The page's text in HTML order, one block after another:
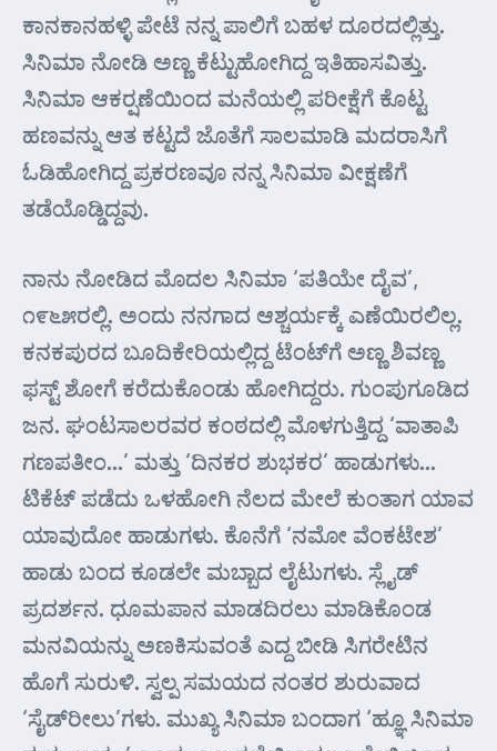
ಕಾನಕಾನಹಳ್ಳಿ ಪೇಟೆ ನನ್ನ ಪಾಲಿಗೆ ಬಹಳ ದೂರದಲ್ಲಿತ್ತು.
ಸಿನಿಮಾ ನೋಡಿ ಅಣ್ಣ ಕೆಟ್ಟುಹೋಗಿದ್ದ ಇತಿಹಾಸವಿತ್ತು.
ಸಿನಿಮಾ ಆಕರ್‍ಷಣೆಯಿಂದ ಮನೆಯಲ್ಲಿ ಪರೀಕ್ಷೆಗೆ ಕೊಟ್ಟ
ಹಣವನ್ನು ಆತ ಕಟ್ಟದೆ ಜೊತೆಗೆ ಸಾಲಮಾಡಿ ಮದರಾಸಿಗೆ
ಓಡಿಹೋಗಿದ್ದ ಪ್ರಕರಣವೂ ನನ್ನ ಸಿನಿಮಾ ವೀಕ್ಷಣೆಗೆ
ತಡೆಯೊಡ್ಡಿದ್ದವು.
ನಾನು ನೋಡಿದ ಮೊದಲ ಸಿನಿಮಾ ‘ಪತಿಯೇ ದೈವ’,
೧೯೬೫ರಲ್ಲಿ. ಅಂದು ನನಗಾದ ಆಶ್ಚರ್ಯಕ್ಕೆ ಎಣೆಯಿರಲಿಲ್ಲ.
ಕನಕಪುರದ ಬೂದಿಕೇರಿಯಲ್ಲಿದ್ದ ಟೆಂಟ್‌ಗೆ ಅಣ್ಣ ಶಿವಣ್ಣ
ಫಸ್ಟ್ ಶೋಗೆ ಕರೆದುಕೊಂಡು ಹೋಗಿದ್ದರು. ಗುಂಪುಗೂಡಿದ
ಜನ. ಘಂಟಸಾಲರವರ ಕಂಠದಲ್ಲಿ ಮೊಳಗುತ್ತಿದ್ದ ‘ವಾತಾಪಿ
ಗಣಪತೀಂ…’ ಮತ್ತು ‘ದಿನಕರ ಶುಭಕರ’ ಹಾಡುಗಳು…
ಟಿಕೆಟ್ ಪಡೆದು ಒಳಹೋಗಿ ನೆಲದ ಮೇಲೆ ಕುಂತಾಗ ಯಾವ
ಯಾವುದೋ ಹಾಡುಗಳು. ಕೊನೆಗೆ ‘ನಮೋ ವೆಂಕಟೇಶ’
ಹಾಡು ಬಂದ ಕೂಡಲೇ ಮಬ್ಬಾದ ಲೈಟುಗಳು. ಸ್ಲೈಡ್
ಪ್ರದರ್ಶನ. ಧೂಮಪಾನ ಮಾಡದಿರಲು ಮಾಡಿಕೊಂಡ
ಮನವಿಯನ್ನು ಅಣಕಿಸುವಂತೆ ಎದ್ದ ಬೀಡಿ ಸಿಗರೇಟಿನ
ಹೊಗೆ ಸುರುಳಿ. ಸ್ವಲ್ಪ ಸಮಯದ ನಂತರ ಶುರುವಾದ
‘ಸೈಡ್‌ರೀಲು’ಗಳು. ಮುಖ್ಯ ಸಿನಿಮಾ ಬಂದಾಗ ‘ಹ್ಞೂ ಸಿನಿಮಾ